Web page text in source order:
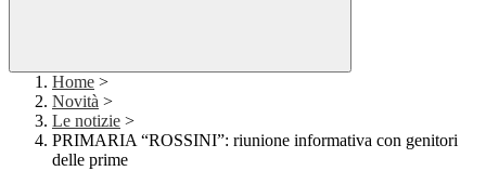
Home >
Novità >
Le notizie >
PRIMARIA “ROSSINI”: riunione informativa con genitori
delle prime